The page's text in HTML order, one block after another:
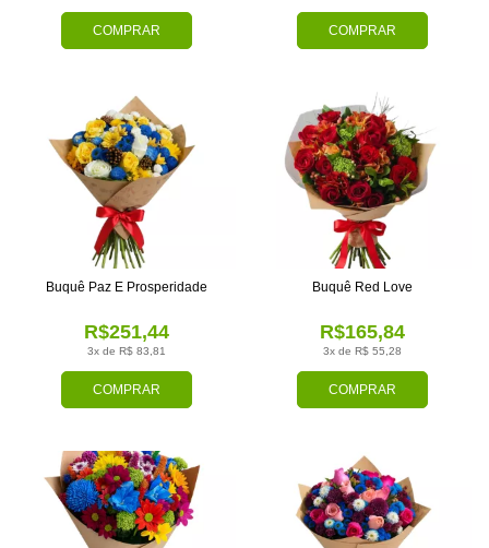
COMPRAR COMPRAR
COMPRAR
3x de R$ 83,81
R$251,44
Buquê Paz E Prosperidade
COMPRAR
3x de R$ 55,28
R$165,84
Buquê Red Love